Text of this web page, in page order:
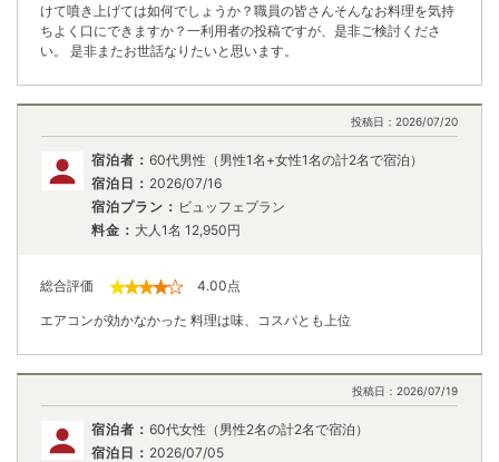
けて噴き上げては如何でしょうか？職員の皆さんそんなお料理を気持
ちよく口にできますか？一利用者の投稿ですが、是非ご検討くださ
い。 是非またお世話なりたいと思います。
投稿日： 2026/07/20
宿泊者： 60代男性（男性1名+女性1名の計2名で宿泊）
宿泊日： 2026/07/16
宿泊プラン： ビュッフェプラン
料金： 大人1名 12,950円
総合評価 4.00点
エアコンが効かなかった 料理は味、コスパとも上位
投稿日： 2026/07/19
宿泊者： 60代女性（男性2名の計2名で宿泊）
宿泊日： 2026/07/05